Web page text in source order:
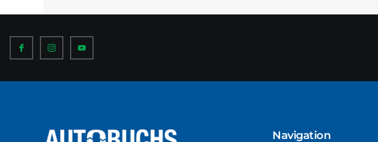
I
c
I
c
a
I
c
-
Navigation​